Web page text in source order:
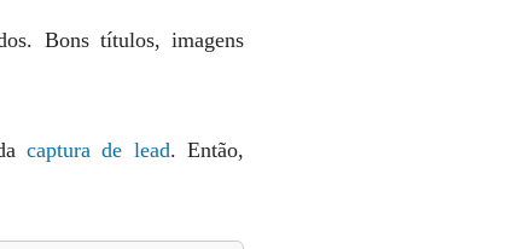
Bons títulos, imagens
captura de lead. Então,